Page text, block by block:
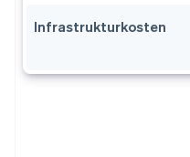
Infrastrukturkosten